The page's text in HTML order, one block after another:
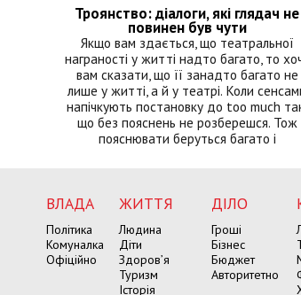
Троянство: діалоги, які глядач не
повинен був чути
Якщо вам здається, що театральної
награності у житті надто багато, то
вам сказати, що її занадто багато не
лише у житті, а й у театрі. Коли
напічкують постановку до too much
що без пояснень не розберешся. Тож
пояснювати беруться багато і
ВЛАДА
Політика
Комуналка
Офіційно
ЖИТТЯ
Людина
Діти
Здоров’я
Туризм
Історія
ДІЛО
Гроші
Бізнес
Бюджет
Авторитетно